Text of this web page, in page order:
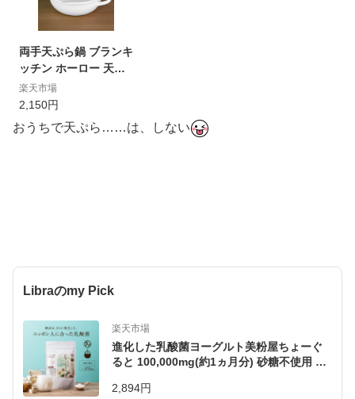
両手天ぷら鍋 ブランキ
ッチン ホーロー 天ぷ
ら鍋 20cm IH（100
V）対応 揚げ網付き （
婦羅鍋 揚げ物鍋 フラ
楽天市場
2,150円
おうちで天ぷら……は、しない
Libraのmy Pick
楽天市場
進化した乳酸菌ヨーグルト美粉屋ちょーぐ
ると 100,000mg(約1ヵ月分) 砂糖不使用 送
飲料1兆9293億個の植物性 動物性乳酸菌|ビ
2,894円